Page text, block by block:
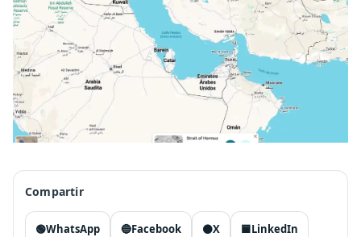
Compartir
🟢WhatsApp 🔵Facebook ⚫X 🟦LinkedIn